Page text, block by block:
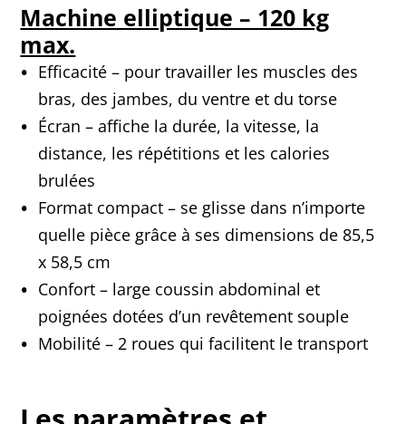
Machine elliptique – 120 kg
max.
Efficacité – pour travailler les muscles des
bras, des jambes, du ventre et du torse
Écran – affiche la durée, la vitesse, la
distance, les répétitions et les calories
brulées
Format compact – se glisse dans n’importe
quelle pièce grâce à ses dimensions de 85,5
x 58,5 cm
Confort – large coussin abdominal et
poignées dotées d’un revêtement souple
Mobilité – 2 roues qui facilitent le transport